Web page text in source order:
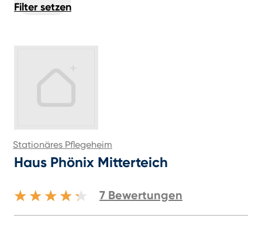
Filter setzen
Stationäres Pflegeheim
Haus Phönix Mitterteich
7 Bewertungen